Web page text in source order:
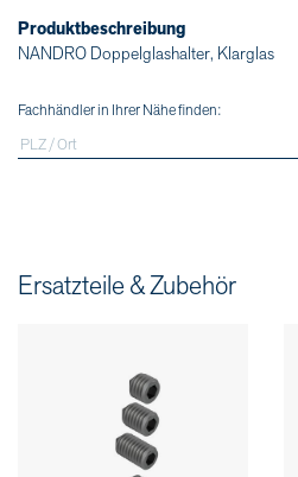
Produktbeschreibung
NANDRO Doppelglashalter, Klarglas
Fachhändler in Ihrer Nähe finden:
Ersatzteile & Zubehör